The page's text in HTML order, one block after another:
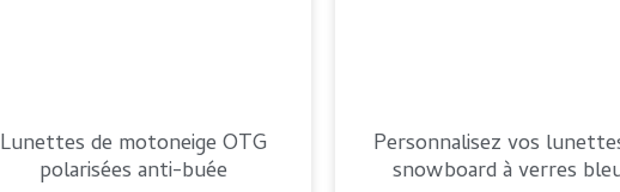
Lunettes de motoneige OTG
polarisées anti-buée
Personnalisez vos
snowboard à verres